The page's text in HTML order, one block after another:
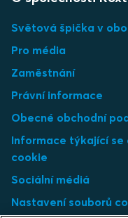
Světová špička v
Pro média
Zaměstnání
Právní informace
Obecné obchodní
Informace týkající se
cookie
Sociální médiá
Nastavení souborů